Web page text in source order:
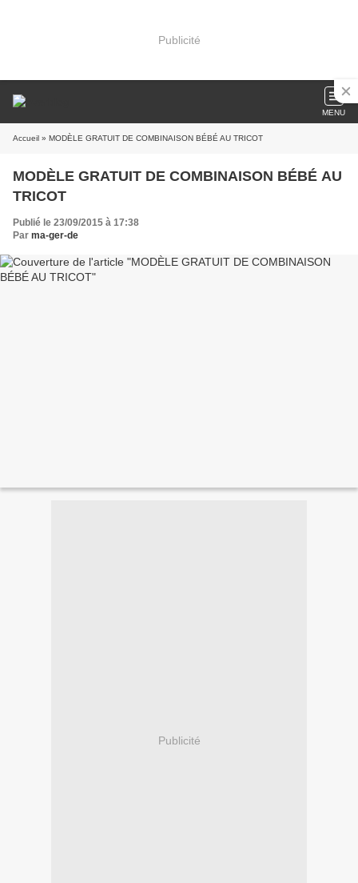
Publicité
MENU
Accueil » MODÈLE GRATUIT DE COMBINAISON BÉBÉ AU TRICOT
MODÈLE GRATUIT DE COMBINAISON BÉBÉ AU
TRICOT
Publié le 23/09/2015 à 17:38
Par ma-ger-de
Publicité